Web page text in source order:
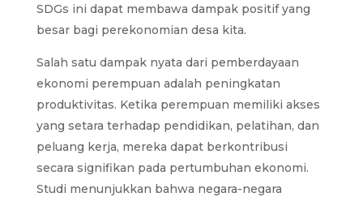
SDGs ini dapat membawa dampak positif yang
besar bagi perekonomian desa kita.
Salah satu dampak nyata dari pemberdayaan
ekonomi perempuan adalah peningkatan
produktivitas. Ketika perempuan memiliki akses
yang setara terhadap pendidikan, pelatihan, dan
peluang kerja, mereka dapat berkontribusi
secara signifikan pada pertumbuhan ekonomi.
Studi menunjukkan bahwa negara-negara